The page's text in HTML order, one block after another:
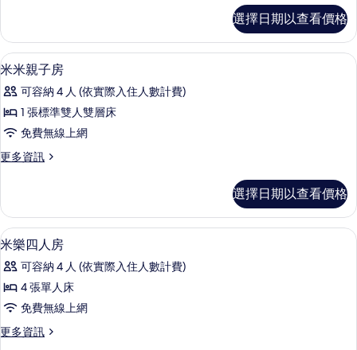
小
床)
的
所
有
相
片
四
人
房
小
床)
詳
情
選擇日期以查看價格
顯
示
米
米
子
的
所
有
相
片
12
米米親子房
可容納 4 人 (依實際入住人數計費)
1 張標準雙人雙層床
免費無線上網
更多資訊
更
親
子
房
詳
情
選擇日期以查看價格
顯
示
米
樂
人
1 間臥室、書桌、遮光布/窗簾、免費
11
米樂四人房
可容納 4 人 (依實際入住人數計費)
4 張單人床
免費無線上網
更多資訊
更